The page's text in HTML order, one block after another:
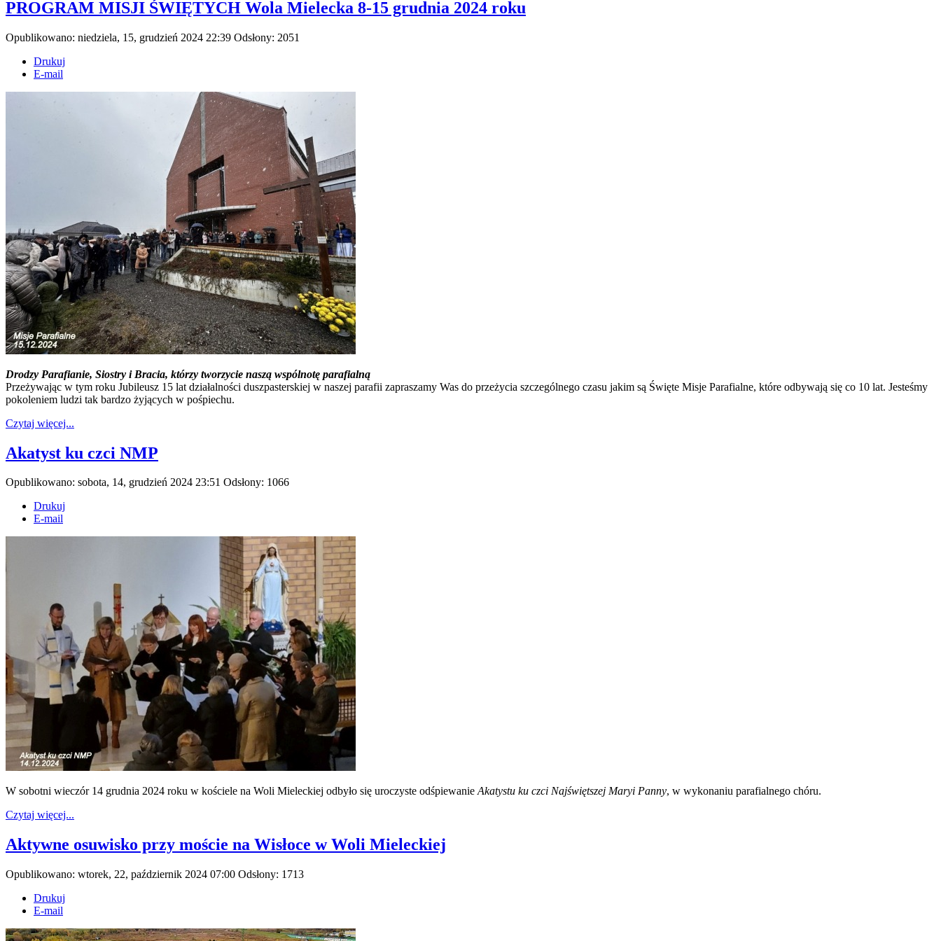
PROGRAM MISJI ŚWIĘTYCH Wola Mielecka 8-15 grudnia 2024 roku
Opublikowano: niedziela, 15, grudzień 2024 22:39 Odsłony: 2051
Drukuj
E-mail
Drodzy Parafianie, Siostry i Bracia, którzy tworzycie naszą wspólnotę parafialną
Przeżywając w tym roku Jubileusz 15 lat działalności duszpasterskiej w naszej parafii zapraszamy Was do przeżycia szczególnego czasu jakim są Święte Misje Parafialne, które odbywają się co 10 lat. Jesteśmy
pokoleniem ludzi tak bardzo żyjących w pośpiechu.
Czytaj więcej...
Akatyst ku czci NMP
Opublikowano: sobota, 14, grudzień 2024 23:51 Odsłony: 1066
Drukuj
E-mail
W sobotni wieczór 14 grudnia 2024 roku w kościele na Woli Mieleckiej odbyło się uroczyste odśpiewanieAkatystu ku czci Najświętszej Maryi Panny, w wykonaniu parafialnego chóru.
Czytaj więcej...
Aktywne osuwisko przy moście na Wisłoce w Woli Mieleckiej
Opublikowano: wtorek, 22, październik 2024 07:00 Odsłony: 1713
Drukuj
E-mail